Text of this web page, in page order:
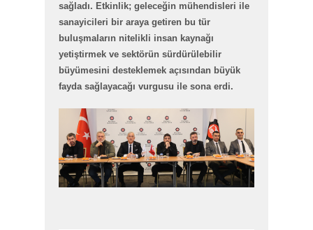
sağladı. Etkinlik; geleceğin mühendisleri ile
sanayicileri bir araya getiren bu tür
buluşmaların nitelikli insan kaynağı
yetiştirmek ve sektörün sürdürülebilir
büyümesini desteklemek açısından büyük
fayda sağlayacağı vurgusu ile sona erdi.